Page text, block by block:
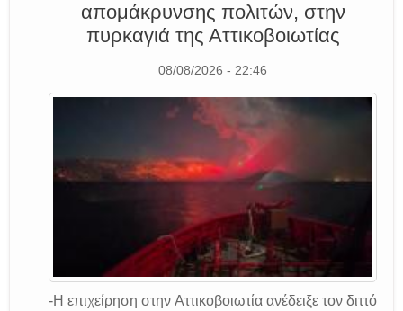
απομάκρυνσης πολιτών, στην
πυρκαγιά της Αττικοβοιωτίας
08/08/2026 - 22:46
-Η επιχείρηση στην Αττικοβοιωτία ανέδειξε τον διττό